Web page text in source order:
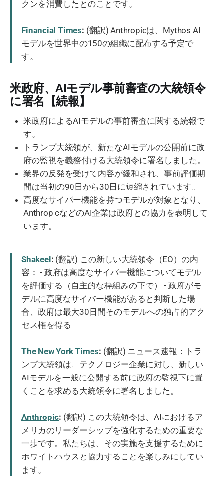
クンを消費したとのことです。
Financial Times: (翻訳) Anthropicは、Mythos AI
モデルを世界中の150の組織に配布する予定で
す。
米政府、AIモデル事前審査の大統領令
に署名【続報】
米政府によるAIモデルの事前審査に関する続報で
す。
トランプ大統領が、新たなAIモデルの公開前に政
府の監視を義務付ける大統領令に署名しました。
業界の反発を受けて内容が緩和され、事前評価期
間は当初の90日から30日に短縮されています。
高度なサイバー機能を持つモデルが対象となり、
AnthropicなどのAI企業は政府との協力を表明して
います。
Shakeel : (翻訳) この新しい大統領令（EO）の内
容： - 政府は高度なサイバー機能についてモデル
を評価する（自主的な枠組みの下で） - 政府がモ
デルに高度なサイバー機能があると判断した場
合、政府は最大30日間そのモデルへの独占的アク
セス権を得る
The New York Times: (翻訳) ニュース速報：トラ
ンプ大統領は、テクノロジー企業に対し、新しい
AIモデルを一般に公開する前に政府の監視下に置
くことを求める大統領令に署名しました。
Anthropic: (翻訳) この大統領令は、AIにおけるア
メリカのリーダーシップを強化するための重要な
一歩です。私たちは、その実施を支援するために
ホワイトハウスと協力することを楽しみにしてい
ます。